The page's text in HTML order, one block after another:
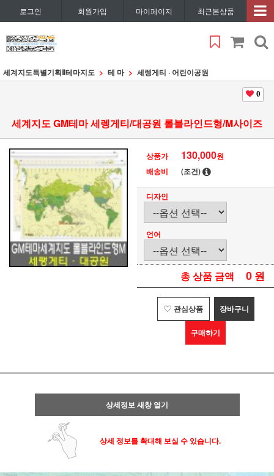
로그인 회원가입 마이페이지 최근본상품
세계지도특별기획Ⅱ테마지도 테 마 세렝게티 · 어린이공원
0
세계지도 GM테마 세렝게티/대공원 롤블라인드형/M사이즈
상품가 130,000원
배송비
(조건)
디자인
언어
총 상품 금액 0 원
관심상품 장바구니
구매하기
상세정보 새창 열기
상세 정보를 확대해 보실 수 있습니다.